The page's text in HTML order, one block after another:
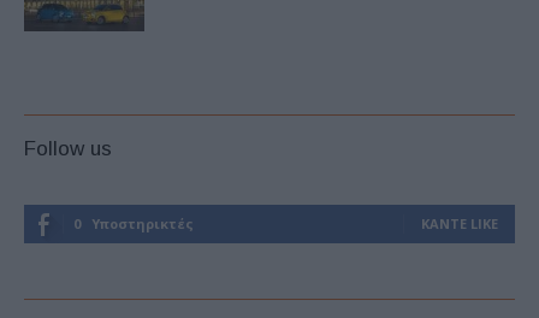
Follow us
0 Υποστηρικτές ΚΆΝΤΕ LIKE